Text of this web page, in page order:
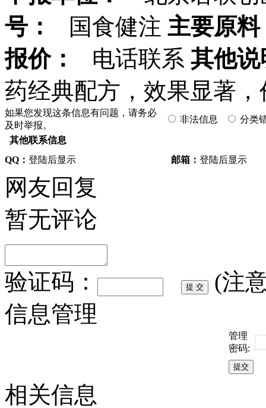
号：
国食健注 主要原料
报价：
电话联系 其他说
药经典配方，效果显著
如果您发现这条信息有问题，请务必
及时举报。
非法信息 分类
其他联系信息
QQ： 登陆后显示 邮箱： 登陆后显示
网友回复
暂无评论
验证码：
(注
信息管理
管理
密码:
相关信息